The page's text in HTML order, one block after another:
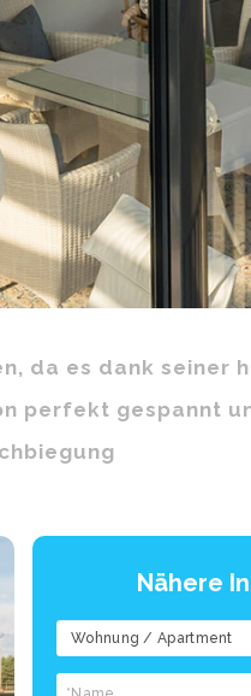
da es dank seiner
perfekt gespannt
Nähere